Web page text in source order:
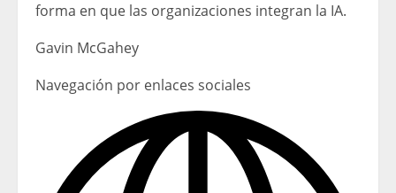
forma en que las organizaciones integran la IA.
Gavin McGahey
Navegación por enlaces sociales